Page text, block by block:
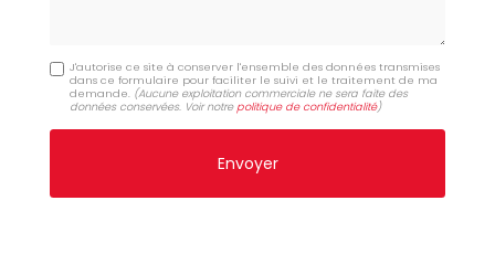
J'autorise ce site à conserver l'ensemble des données transmises
dans ce formulaire pour faciliter le suivi et le traitement de ma
demande. (Aucune exploitation commerciale ne sera faite des
données conservées. Voir notrepolitique de confidentialité)